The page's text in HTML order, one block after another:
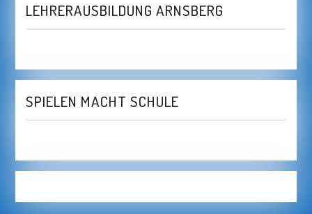
LEHRERAUSBILDUNG ARNSBERG
SPIELEN MACHT SCHULE